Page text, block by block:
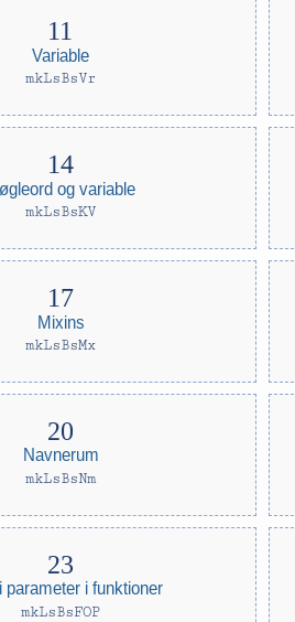
Variable
mkLsBsVr
og variable
mkLsBsKV
Mixins
mkLsBsMx
Navnerum
mkLsBsNm
parameter i funktioner
mkLsBsFOP